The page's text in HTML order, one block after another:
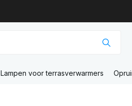
Lampen voor terrasverwarmers